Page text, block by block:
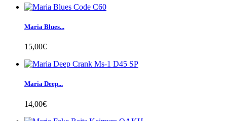
Maria Blues...
15,00€
Maria Deep...
14,00€